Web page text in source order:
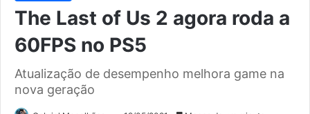
The Last of Us 2 agora roda a
60FPS no PS5
Atualização de desempenho melhora game na
nova geração